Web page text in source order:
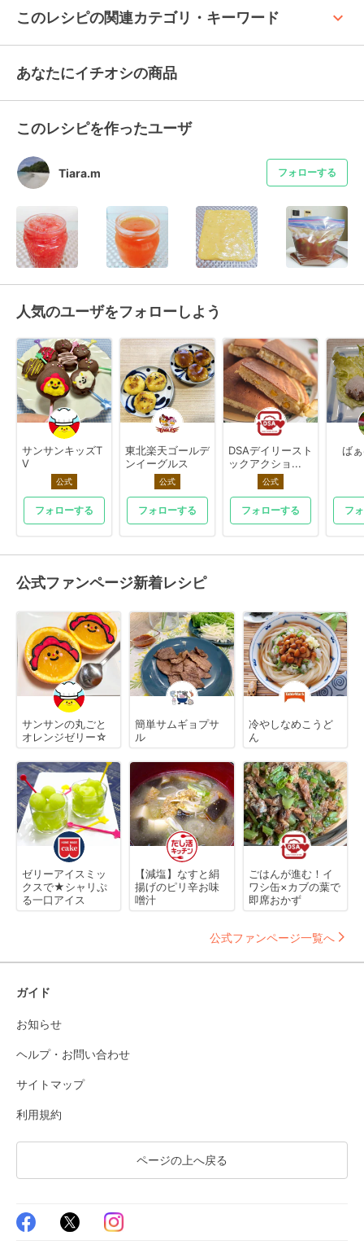
このレシピの関連カテゴリ・キーワード keyboard_arrow_up
あなたにイチオシの商品
このレシピを作ったユーザ
Tiara.m フォローする
人気のユーザをフォローしよう
サンサンキッズT
V
公式
フォローする
東北楽天ゴールデ
ンイーグルス
公式
フォローする
DSAデイリースト
ックアクショ...
公式
フォローする
ば
フ
公式ファンページ新着レシピ
サンサンの丸ごと
オレンジゼリー☆
簡単サムギョプサ
ル
冷やしなめこうど
ん
ゼリーアイスミッ
クスで★シャリぷ
る一口アイス
【減塩】なすと絹
揚げのピリ辛お味
噌汁
ごはんが進む！イ
ワシ缶×カブの葉で
即席おかず
公式ファンページ一覧へ
ガイド
お知らせ
ヘルプ・お問い合わせ
サイトマップ
利用規約
ページの上へ戻る